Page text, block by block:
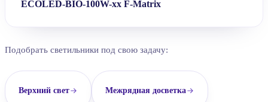
ECOLED-BIO-100W-xx F-Matrix
Подобрать светильники под свою задачу:
Верхний свет Межрядная досветка